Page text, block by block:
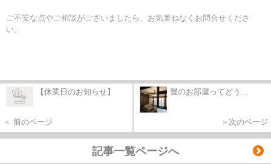
ご不安な点やご相談がございましたら、お気兼ねなくお問合せくださ
い。
【休業日のお知らせ】
＜ 前のページ
畳のお部屋ってどう...
＞次のページ
記事一覧ページへ